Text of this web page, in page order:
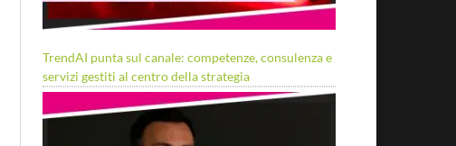
TrendAI punta sul canale: competenze, consulenza e
servizi gestiti al centro della strategia